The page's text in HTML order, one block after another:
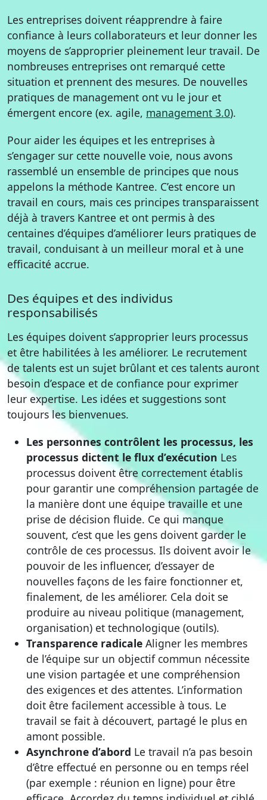
Les entreprises doivent réapprendre à faire
confiance à leurs collaborateurs et leur donner les
moyens de s’approprier pleinement leur travail. De
nombreuses entreprises ont remarqué cette
situation et prennent des mesures. De nouvelles
pratiques de management ont vu le jour et
émergent encore (ex. agile, management 3.0).
Pour aider les équipes et les entreprises à
s’engager sur cette nouvelle voie, nous avons
rassemblé un ensemble de principes que nous
appelons la méthode Kantree. C’est encore un
travail en cours, mais ces principes transparaissent
déjà à travers Kantree et ont permis à des
centaines d’équipes d’améliorer leurs pratiques de
travail, conduisant à un meilleur moral et à une
efficacité accrue.
Des équipes et des individus
responsabilisés
Les équipes doivent s’approprier leurs processus
et être habilitées à les améliorer. Le recrutement
de talents est un sujet brûlant et ces talents auront
besoin d’espace et de confiance pour exprimer
leur expertise. Les idées et suggestions sont
toujours les bienvenues.
Les personnes contrôlent les processus, les
processus dictent le flux d’exécution Les
processus doivent être correctement établis
pour garantir une compréhension partagée de
la manière dont une équipe travaille et une
prise de décision fluide. Ce qui manque
souvent, c’est que les gens doivent garder le
contrôle de ces processus. Ils doivent avoir le
pouvoir de les influencer, d’essayer de
nouvelles façons de les faire fonctionner et,
finalement, de les améliorer. Cela doit se
produire au niveau politique (management,
organisation) et technologique (outils).
Transparence radicale Aligner les membres
de l’équipe sur un objectif commun nécessite
une vision partagée et une compréhension
des exigences et des attentes. L’information
doit être facilement accessible à tous. Le
travail se fait à découvert, partagé le plus en
amont possible.
Asynchrone d’abord Le travail n’a pas besoin
d’être effectué en personne ou en temps réel
(par exemple : réunion en ligne) pour être